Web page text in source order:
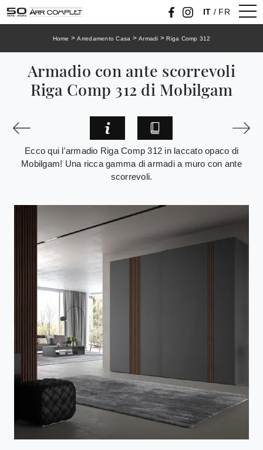
IT / FR
Home >Arredamento Casa > Armadi >Riga Comp 312
Armadio con ante scorrevoli
Riga Comp 312 di Mobilgam
Ecco qui l'armadio Riga Comp 312 in laccato opaco di
Mobilgam! Una ricca gamma di armadi a muro con ante
scorrevoli.